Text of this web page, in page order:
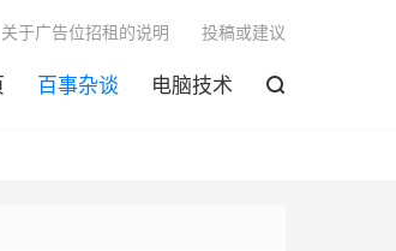
百事杂谈 电脑技术 
关于广告位招租的说明 投稿或建议